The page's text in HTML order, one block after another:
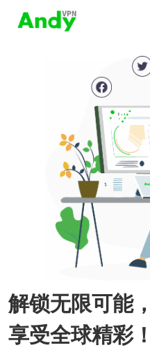
解锁无限可能，
享受全球精彩！